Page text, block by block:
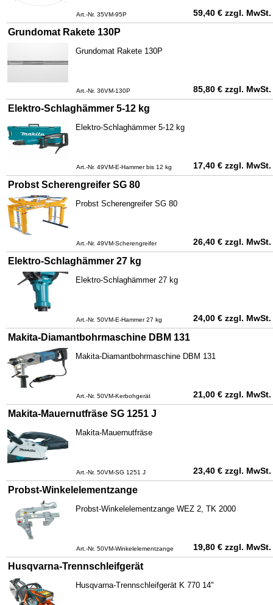
Art.-Nr. 35VM-95P 59,40 € zzgl. MwSt.
Grundomat Rakete 130P
Grundomat Rakete 130P
Art.-Nr. 36VM-130P 85,80 € zzgl. MwSt.
Elektro-Schlaghämmer 5-12 kg
Elektro-Schlaghämmer 5-12 kg
Art.-Nr. 49VM-E-Hammer bis 12 kg 17,40 € zzgl. MwSt.
Probst Scherengreifer SG 80
Probst Scherengreifer SG 80
Art.-Nr. 49VM-Scherengreifer 26,40 € zzgl. MwSt.
Elektro-Schlaghämmer 27 kg
Elektro-Schlaghämmer 27 kg
Art.-Nr. 50VM-E-Hammer 27 kg 24,00 € zzgl. MwSt.
Makita-Diamantbohrmaschine DBM 131
Makita-Diamantbohrmaschine DBM 131
Art.-Nr. 50VM-Kerbohgerät 21,00 € zzgl. MwSt.
Makita-Mauernutfräse SG 1251 J
Makita-Mauernutfräse
Art.-Nr. 50VM-SG 1251 J 23,40 € zzgl. MwSt.
Probst-Winkelelementzange
Probst-Winkelelementzange WEZ 2, TK 2000
Art.-Nr. 50VM-Winkelelementzange 19,80 € zzgl. MwSt.
Husqvarna-Trennschleifgerät
Husqvarna-Trennschleifgerät K 770 14"